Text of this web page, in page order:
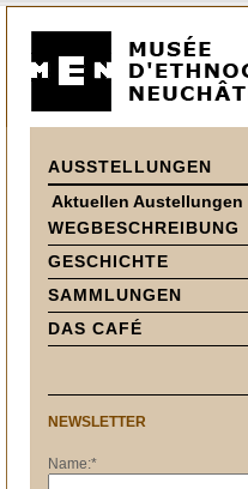
AUSSTELLUNGEN
Aktuellen Austellungen
WEGBESCHREIBUNG
GESCHICHTE
SAMMLUNGEN
DAS CAFÉ
NEWSLETTER
Name:*